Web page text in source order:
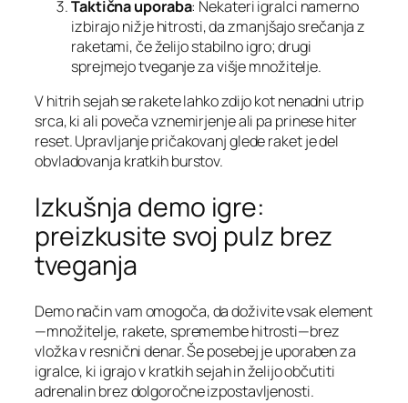
Taktična uporaba: Nekateri igralci namerno
izbirajo nižje hitrosti, da zmanjšajo srečanja z
raketami, če želijo stabilno igro; drugi
sprejmejo tveganje za višje množitelje.
V hitrih sejah se rakete lahko zdijo kot nenadni utrip
srca, ki ali poveča vznemirjenje ali pa prinese hiter
reset. Upravljanje pričakovanj glede raket je del
obvladovanja kratkih burstov.
Izkušnja demo igre:
preizkusite svoj pulz brez
tveganja
Demo način vam omogoča, da doživite vsak element
—množitelje, rakete, spremembe hitrosti—brez
vložka v resnični denar. Še posebej je uporaben za
igralce, ki igrajo v kratkih sejah in želijo občutiti
adrenalin brez dolgoročne izpostavljenosti.